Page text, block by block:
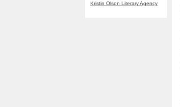
Kristin Olson Literary Agency